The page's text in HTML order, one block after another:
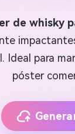
de whisky
para
póster